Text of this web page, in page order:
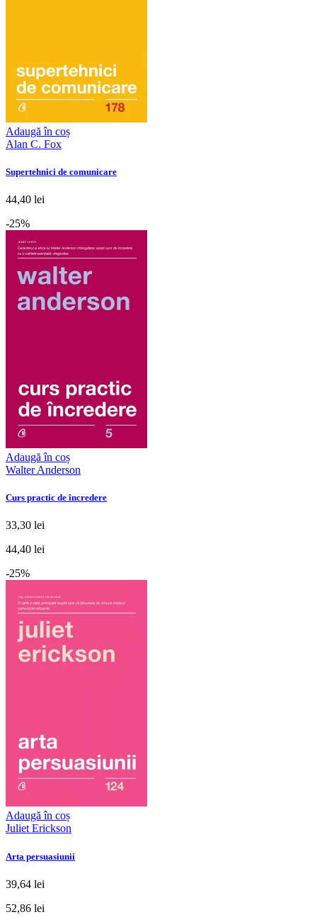
Adaugă în coș
Alan C. Fox
Supertehnici de comunicare
44,40 lei
-25%
Adaugă în coș
Walter Anderson
Curs practic de încredere
33,30 lei
44,40 lei
-25%
Adaugă în coș
Juliet Erickson
Arta persuasiunii
39,64 lei
52,86 lei